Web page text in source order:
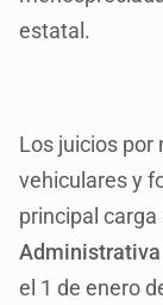
estatal.
Los juicios por
vehiculares y
principal
Administrativa
el 1 de enero